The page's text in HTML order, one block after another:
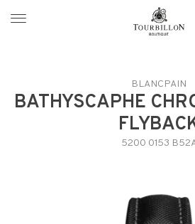
https://
BLANCPAIN
BATHYSCAPHE
5200 0153